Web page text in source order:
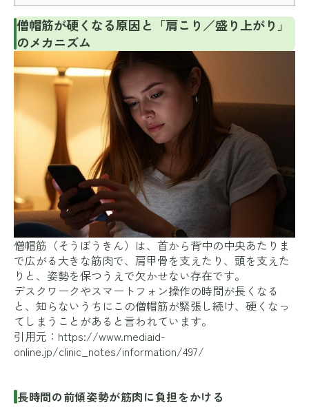
僧帽筋が硬くなる原因と「肩こり／盛り上がり」
のメカニズム
僧帽筋（そうぼうきん）は、首から背中の中央あたりま
で広がる大きな筋肉で、肩甲骨を支えたり、頭を支えた
りと、姿勢を保つうえで欠かせない存在です。
デスクワークやスマートフォン操作の時間が長くなる
と、知らないうちにこの僧帽筋が緊張し続け、硬くなっ
てしまうことがあると言われています。
引用元： https://www.mediaid-
online.jp/clinic_notes/information/497/
長時間の前傾姿勢が筋肉に負担をかける